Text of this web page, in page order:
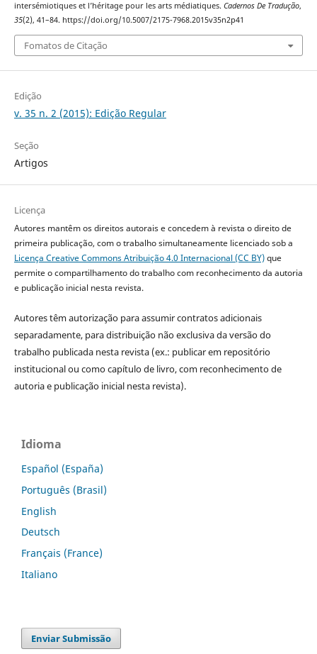
intersémiotiques et l’héritage pour les arts médiatiques. Cadernos De Tradução,
35(2), 41–84. https://doi.org/10.5007/2175-7968.2015v35n2p41
Fomatos de Citação
Edição
v. 35 n. 2 (2015): Edição Regular
Seção
Artigos
Licença
Autores mantêm os direitos autorais e concedem à revista o direito de
primeira publicação, com o trabalho simultaneamente licenciado sob a
Licença Creative Commons Atribuição 4.0 Internacional (CC BY)que
permite o compartilhamento do trabalho com reconhecimento da autoria
e publicação inicial nesta revista.
Autores têm autorização para assumir contratos adicionais
separadamente, para distribuição não exclusiva da versão do
trabalho publicada nesta revista (ex.: publicar em repositório
institucional ou como capítulo de livro, com reconhecimento de
autoria e publicação inicial nesta revista).
Idioma
Español (España)
Português (Brasil)
English
Deutsch
Français (France)
Italiano
Enviar Submissão